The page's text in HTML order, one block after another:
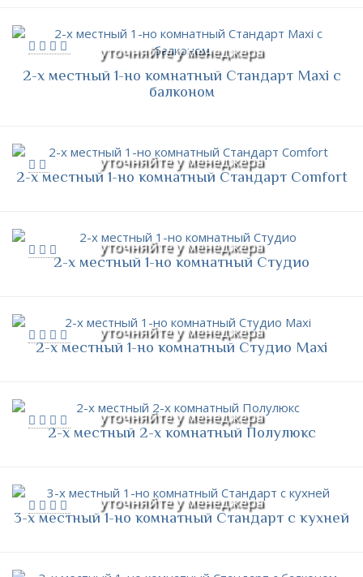
уточняйте у менеджера
2-х местный 1-но комнатный Стандарт Maxi с
балконом
уточняйте у менеджера
2-х местный 1-но комнатный Стандарт Comfort
уточняйте у менеджера
2-х местный 1-но комнатный Студио
уточняйте у менеджера
2-х местный 1-но комнатный Студио Maxi
уточняйте у менеджера
2-х местный 2-х комнатный Полулюкс
уточняйте у менеджера
3-х местный 1-но комнатный Стандарт с кухней